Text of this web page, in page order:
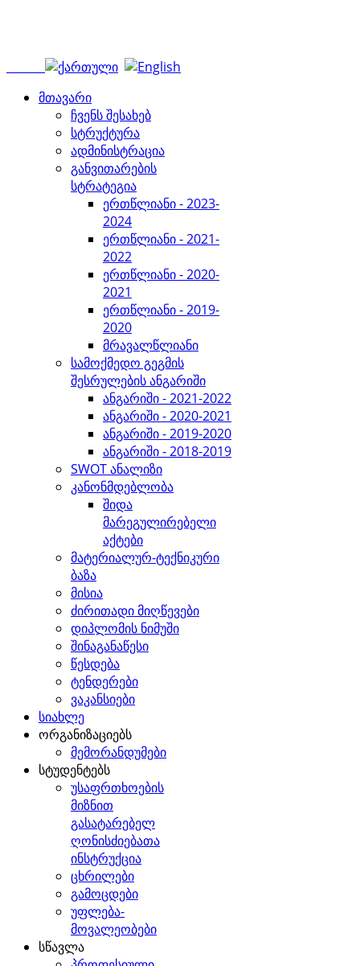
მთავარი
ჩვენს შესახებ
სტრუქტურა
ადმინისტრაცია
განვითარების
სტრატეგია
ერთწლიანი - 2023-
2024
ერთწლიანი - 2021-
2022
ერთწლიანი - 2020-
2021
ერთწლიანი - 2019-
2020
მრავალწლიანი
სამოქმედო გეგმის
შესრულების ანგარიში
ანგარიში - 2021-2022
ანგარიში - 2020-2021
ანგარიში - 2019-2020
ანგარიში - 2018-2019
SWOT ანალიზი
კანონმდებლობა
შიდა
მარეგულირებელი
აქტები
მატერიალურ-ტექნიკური
ბაზა
მისია
ძირითადი მიღწევები
დიპლომის ნიმუში
შინაგანაწესი
წესდება
ტენდერები
ვაკანსიები
სიახლე
ორგანიზაციებს
მემორანდუმები
სტუდენტებს
უსაფრთხოების
მიზნით
გასატარებელ
ღონისძიებათა
ინსტრუქცია
ცხრილები
გამოცდები
უფლება-
მოვალეობები
სწავლა